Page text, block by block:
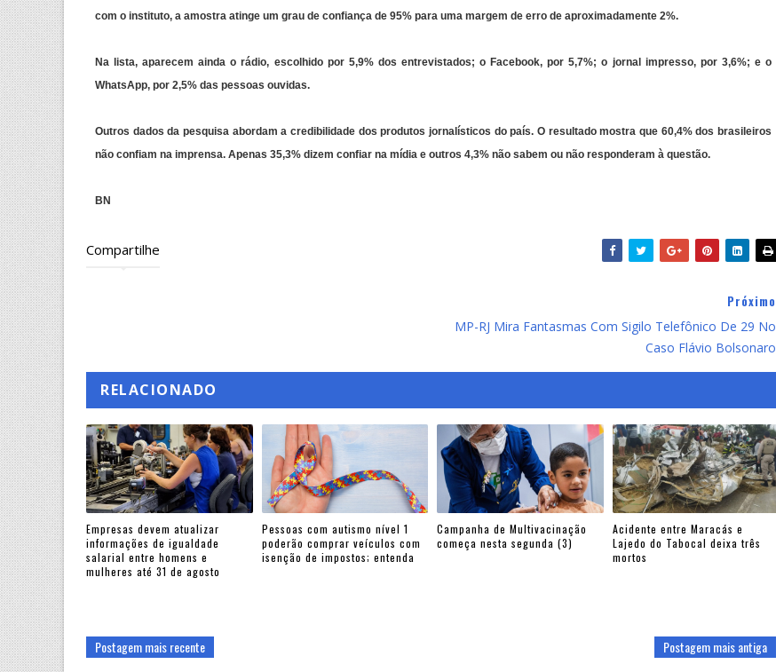
com o instituto, a amostra atinge um grau de confiança de 95% para uma margem de erro de aproximadamente 2%.
Na lista, aparecem ainda o rádio, escolhido por 5,9% dos entrevistados; o Facebook, por 5,7%; o jornal impresso, por 3,6%; e o
WhatsApp, por 2,5% das pessoas ouvidas.
Outros dados da pesquisa abordam a credibilidade dos produtos jornalísticos do país. O resultado mostra que 60,4% dos brasileiros
não confiam na imprensa. Apenas 35,3% dizem confiar na mídia e outros 4,3% não sabem ou não responderam à questão.
BN
Compartilhe
Próximo
MP-RJ Mira Fantasmas Com Sigilo Telefônico De 29 No
Caso Flávio Bolsonaro
RELACIONADO
Empresas devem atualizar
informações de igualdade
salarial entre homens e
mulheres até 31 de agosto
Pessoas com autismo nível 1
poderão comprar veículos com
isenção de impostos; entenda
Campanha de Multivacinação
começa nesta segunda (3)
Acidente entre Maracás e
Lajedo do Tabocal deixa três
mortos
Postagem mais recente Postagem mais antiga